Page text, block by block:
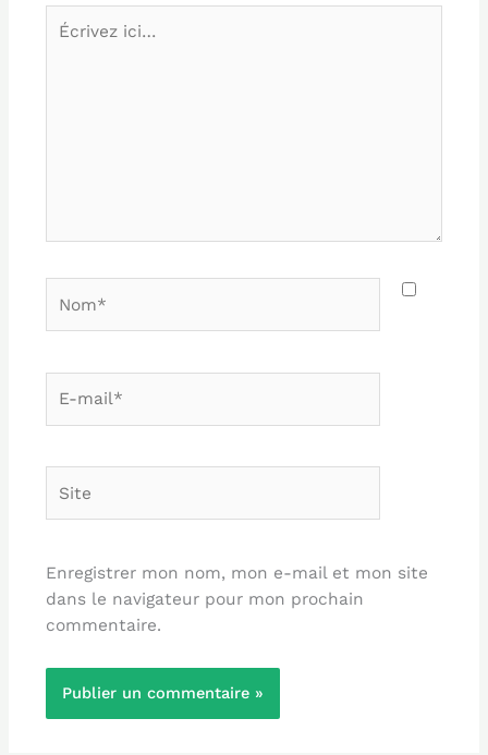
Écrivez
ici…
mail*
Enregistrer mon nom, mon e-mail et mon site
dans le navigateur pour mon prochain
commentaire.